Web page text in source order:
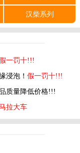
汉柴系列
一罚十!!!
浸泡！ 假一罚十!!!
质量降低价格!!!
拉大车